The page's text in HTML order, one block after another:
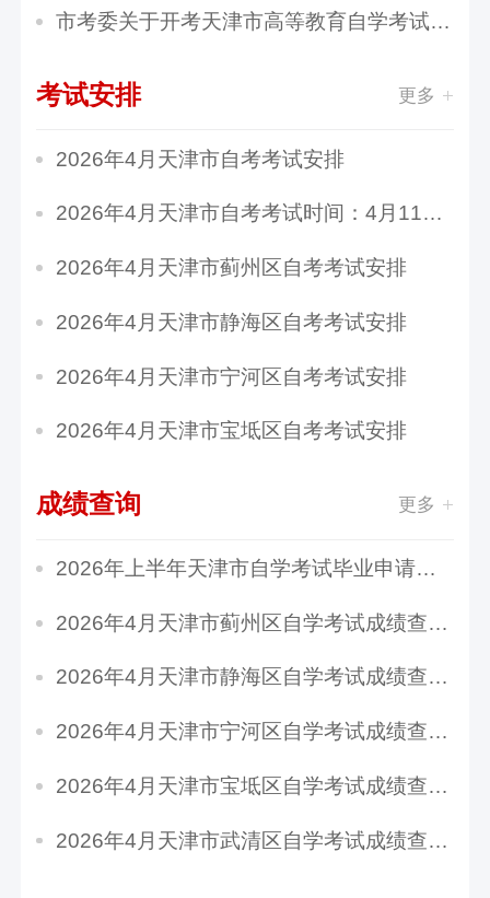
市考委关于开考天津市高等教育自学考试电子商务...
考试安排 更多
2026年4月天津市自考考试安排
2026年4月天津市自考考试时间：4月11日至12日
2026年4月天津市蓟州区自考考试安排
2026年4月天津市静海区自考考试安排
2026年4月天津市宁河区自考考试安排
2026年4月天津市宝坻区自考考试安排
成绩查询 更多
2026年上半年天津市自学考试毕业申请时间：6月1...
2026年4月天津市蓟州区自学考试成绩查询时间：5...
2026年4月天津市静海区自学考试成绩查询时间：5...
2026年4月天津市宁河区自学考试成绩查询时间：5...
2026年4月天津市宝坻区自学考试成绩查询时间：5...
2026年4月天津市武清区自学考试成绩查询时间：5...